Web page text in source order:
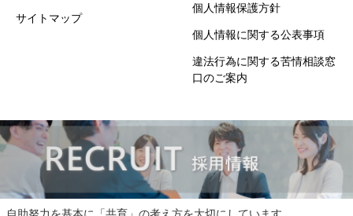
サイトマップ
個人情報保護方針
個人情報に関する公表事項
違法行為に関する苦情相談窓
口のご案内
自助努力を基本に「共育」の考え方を大切にしています。